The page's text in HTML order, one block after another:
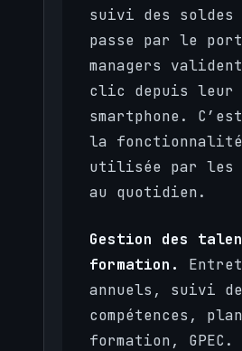
suivi des
passe par le
managers
clic depuis leur
smartphone.
la
utilisée par les
au quotidien.
Gestion des
formation.
annuels, suivi
compétences,
formation, GPEC.